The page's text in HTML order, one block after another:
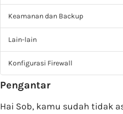
Keamanan dan Backup
Lain-lain
Konfigurasi Firewall
Pengantar
Hai Sob, kamu sudah tidak